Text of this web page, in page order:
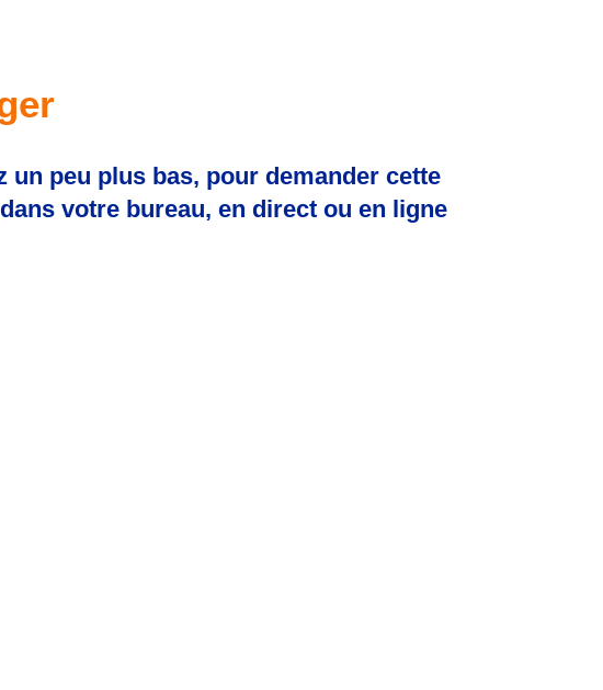
peu plus bas, pour demander cette
votre bureau, en direct ou en ligne